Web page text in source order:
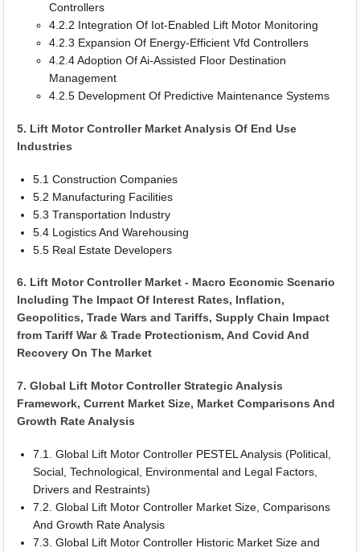
Controllers
4.2.2 Integration Of Iot-Enabled Lift Motor Monitoring
4.2.3 Expansion Of Energy-Efficient Vfd Controllers
4.2.4 Adoption Of Ai-Assisted Floor Destination
Management
4.2.5 Development Of Predictive Maintenance Systems
5. Lift Motor Controller Market Analysis Of End Use
Industries
5.1 Construction Companies
5.2 Manufacturing Facilities
5.3 Transportation Industry
5.4 Logistics And Warehousing
5.5 Real Estate Developers
6. Lift Motor Controller Market - Macro Economic Scenario
Including The Impact Of Interest Rates, Inflation,
Geopolitics, Trade Wars and Tariffs, Supply Chain Impact
from Tariff War & Trade Protectionism, And Covid And
Recovery On The Market
7. Global Lift Motor Controller Strategic Analysis
Framework, Current Market Size, Market Comparisons And
Growth Rate Analysis
7.1. Global Lift Motor Controller PESTEL Analysis (Political,
Social, Technological, Environmental and Legal Factors,
Drivers and Restraints)
7.2. Global Lift Motor Controller Market Size, Comparisons
And Growth Rate Analysis
7.3. Global Lift Motor Controller Historic Market Size and